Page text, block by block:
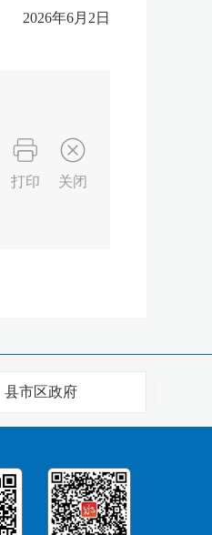
2026年6月2日
打印 关闭
县市区政府